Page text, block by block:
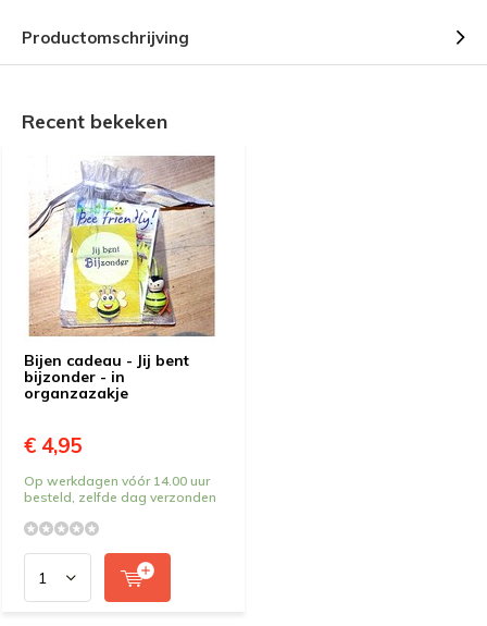
Productomschrijving
Recent bekeken
Bijen cadeau - Jij bent
bijzonder - in
organzazakje
€ 4,95
Op werkdagen vóór 14.00 uur
besteld, zelfde dag verzonden